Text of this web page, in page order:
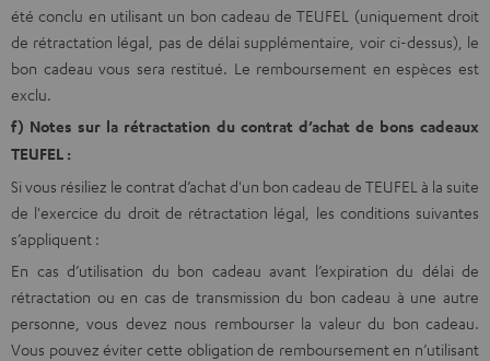
été conclu en utilisant un bon cadeau de TEUFEL (uniquement droit
de rétractation légal, pas de délai supplémentaire, voir ci-dessus), le
bon cadeau vous sera restitué. Le remboursement en espèces est
exclu.
f) Notes sur la rétractation du contrat d’achat de bons cadeaux
TEUFEL :
Si vous résiliez le contrat d’achat d'un bon cadeau de TEUFEL à la suite
de l'exercice du droit de rétractation légal, les conditions suivantes
s’appliquent :
En cas d’utilisation du bon cadeau avant l’expiration du délai de
rétractation ou en cas de transmission du bon cadeau à une autre
personne, vous devez nous rembourser la valeur du bon cadeau.
Vous pouvez éviter cette obligation de remboursement en n’utilisant